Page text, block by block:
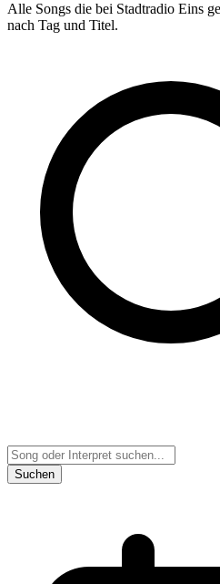
Alle Songs die bei Stadtradio Eins
nach Tag und Titel.
Suchen